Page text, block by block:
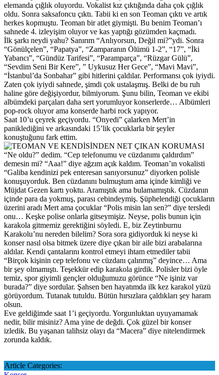
elemanda çığlık oluyordu. Vokalist kız çıktığında daha çok çığlık
oldu. Sonra saksafoncu çıktı. Tabii ki en son Teoman çıktı ve artık
herkes kopmuştu. Teoman bir atlet giymişti. Bu benim Teoman’ı
sahnede 4. izleyişim oluyor ve kas yaptığı gözümden kaçmadı.
İlk şarkı neydi yahu? Sanırım “Anlıyorsun, Değil mi?”ydi. Sonra
“Gönülçelen”, “Papatya”, “Zamparanın Ölümü 1-2”, “17”, “İki
Yabancı”, “Gündüz Tarifesi”, “Paramparça”, “Rüzgar Gülü”,
“Sevdim Seni Bir Kere”, ” Uykusuz Her Gece”, “Mavi Mavi”,
“İstanbul’da Sonbahar” gibi hitlerini çaldılar. Performansı çok iyiydi.
Zaten çok iyiydi sahnede, şimdi çok ustalaşmış. Belki de bu ruh
haline göre değişiyordur, bilmiyorum. Şunu bilin, Teoman ve ekibi
albümdeki parçaları daha sert yorumluyor konserlerde… Albümleri
pop-rock oluyor ama konserde harbi rock yapıyor.
Saat 10’u çeyrek geçiyordu. “Onyedi” çalarken Mert’in
paniklediğini ve arkasındaki 15’lik çocuklarla bir şeyler
konuştuğunu fark ettim.
“Ne oldu?” dedim. “Cep telefonumu ve cüzdanımı çaldırdım”
demesin mi? “Aaa!” diye ağzım açık kaldım. Teoman’ın vokalisti
“Galiba kendinizi pek enteresan sanıyorsunuz” diyorken polisle
konuşuyorduk. Ben cüzdanını bulmuştum ama içinde kimliği ve
Müjdat Gezen kartı yoktu. Aramıştık ama bulamamıştık. Cüzdanın
içinde para da yokmuş, parası cebindeymiş. Şüphelendiği çocukların
üzerini aradı Mert ama çocuklar “Polis misin lan sen?” diye tersledi
onu… Keşke polise onlarla gitseymişiz. Neyse, polis bunun için
karakola gitmemiz gerektiğini söyledi. E, biz Zeytinburnu
Karakolu’nu nereden bilelim? Sora sora gidiyorduk ki neyse ki
konser nasıl olsa bitmek üzere diye çıkan bir aile bizi arabalarına
aldılar. Kendi çantalarını kontrol etmeyi ihtam etmediler tabii
“Birçok kişinin cep telefonu ve cüzdanı çalınmış” deyince… Ama
bir şey olmamıştı. Teşekkür edip karakola girdik. Polisler bizi öyle
temiz, spor giyimli gençler olduğumuzu görünce “Ne işiniz var
burada?” diye sordular. Şahsen ben hayatımda ilk kez karakol yüzü
görüyordum. Tutanak tutuldu. Bütün hırsızlara çaldıkları şey haram
olsun.
Eve geldiğimde saat 1’i geçiyordu. Yorgunluktan uyuyamamak
nedir, bilir misiniz? Ama yine de değdi. Çok güzel bir konser
izledik. Bu yaşanan talihsiz olayı da “Macera” diye nitelendirmek
zorunda kaldık.
Article Categories: